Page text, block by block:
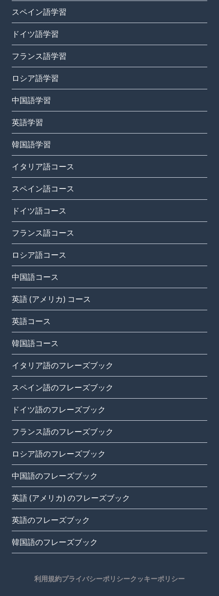
スペイン語学習
ドイツ語学習
フランス語学習
ロシア語学習
中国語学習
英語学習
韓国語学習
イタリア語コース
スペイン語コース
ドイツ語コース
フランス語コース
ロシア語コース
中国語コース
英語 (アメリカ) コース
英語コース
韓国語コース
イタリア語のフレーズブック
スペイン語のフレーズブック
ドイツ語のフレーズブック
フランス語のフレーズブック
ロシア語のフレーズブック
中国語のフレーズブック
英語 (アメリカ) のフレーズブック
英語のフレーズブック
韓国語のフレーズブック
利用規約プライバシーポリシークッキーポリシー